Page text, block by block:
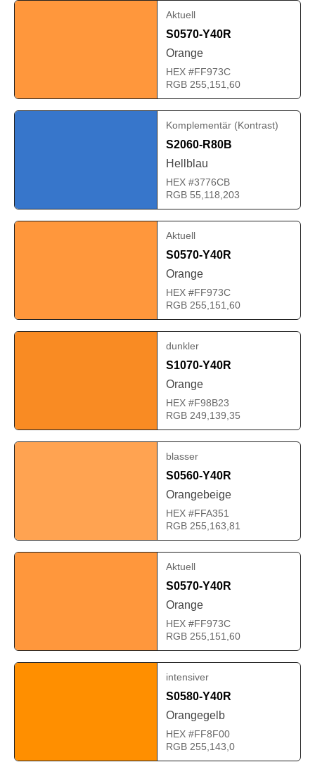
Aktuell
S0570-Y40R
Orange
HEX #FF973C
RGB 255,151,60
Komplementär (Kontrast)
S2060-R80B
Hellblau
HEX #3776CB
RGB 55,118,203
Aktuell
S0570-Y40R
Orange
HEX #FF973C
RGB 255,151,60
dunkler
S1070-Y40R
Orange
HEX #F98B23
RGB 249,139,35
blasser
S0560-Y40R
Orangebeige
HEX #FFA351
RGB 255,163,81
Aktuell
S0570-Y40R
Orange
HEX #FF973C
RGB 255,151,60
intensiver
S0580-Y40R
Orangegelb
HEX #FF8F00
RGB 255,143,0